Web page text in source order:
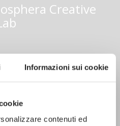
Informazioni sui cookie
contenuti ed
Creative